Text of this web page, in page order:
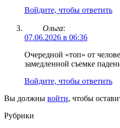
Войдите, чтобы ответить
Ольга:
07.06.2026 в 06:36
Очередной «топ» от
замедленной съемке
Войдите, чтобы ответить
Вы должны войти, чтобы
Рубрики